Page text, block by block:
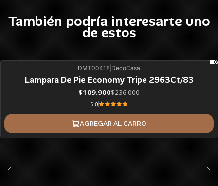
También podría interesarte uno
de estos
DMT00418 DecoCasa
Lampara De Pie Economy Tripe 2963Ct/83
$109.900$236.000
5.0
AGREGAR AL CARRO